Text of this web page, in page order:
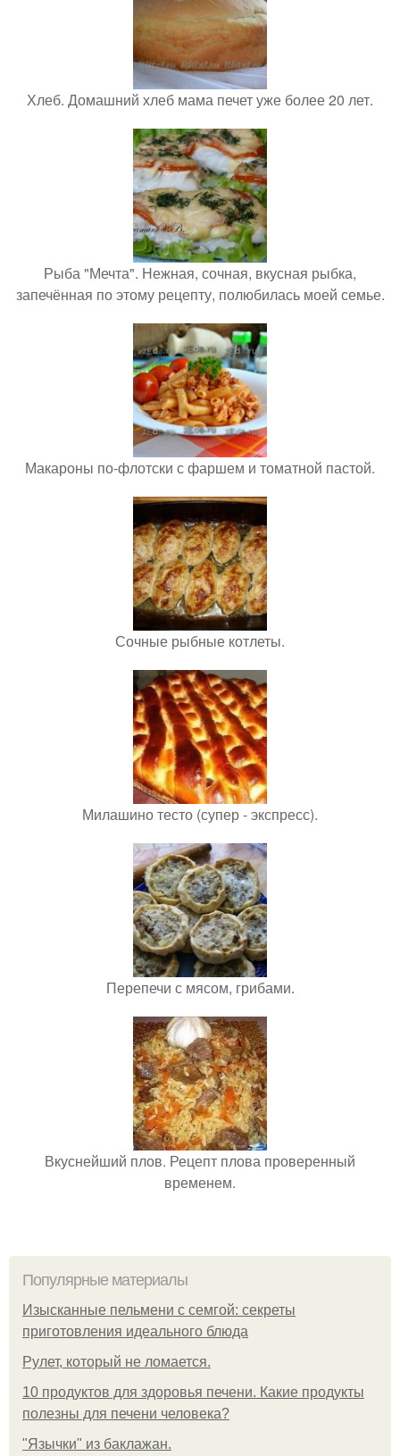
Хлеб. Домашний хлеб мама печет уже более 20 лет.
Рыба "Мечта". Нежная, сочная, вкусная рыбка,
запечённая по этому рецепту, полюбилась моей семье.
Макароны по-флотски с фаршем и томатной пастой.
Сочные рыбные котлеты.
Милашино тесто (супер - экспресс).
Перепечи с мясом, грибами.
Вкуснейший плов. Рецепт плова проверенный
временем.
Популярные материалы
Изысканные пельмени с семгой: секреты
приготовления идеального блюда
Рулет, который не ломается.
10 продуктов для здоровья печени. Какие продукты
полезны для печени человека?
"Язычки" из баклажан.